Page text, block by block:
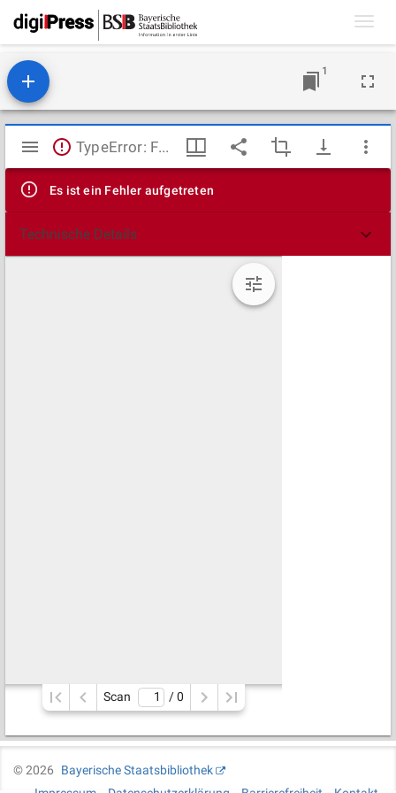
1
Mirador
Viewer
TypeError: Failed to fetch
Es ist ein Fehler aufgetreten
Technische Details
Scan / 0
©2026
Bayerische Staatsbibliothek